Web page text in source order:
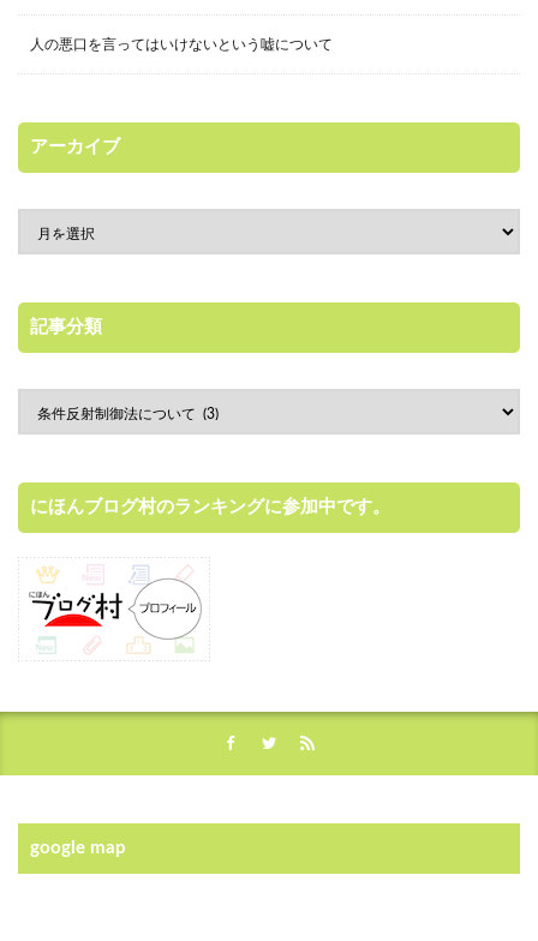
人の悪口を言ってはいけないという嘘について
アーカイブ
記事分類
にほんブログ村のランキングに参加中です。
google map